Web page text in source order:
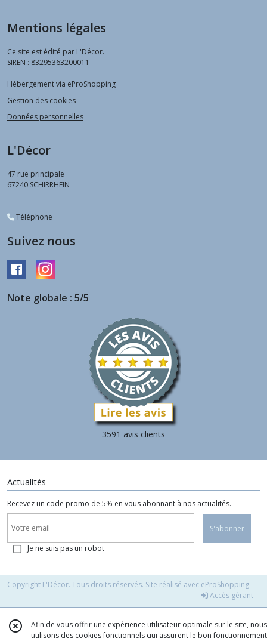
Mentions légales
Ce site est édité par L'Décor.
SIREN : 83295363200011
Hébergement via eProShopping
Gestion des cookies
Données personnelles
L'Décor
47 rue principale
67240 SCHIRRHEIN
Téléphone
Suivez nous
Note globale : 5/5
3591 avis clients
Actualités
Recevez un code promo de 5% en vous abonnant à nos actualités.
S'abonner
Je ne suis pas un robot
Copyright L'Décor. Tous droits réservés. Site réalisé avec eProShopping
Accès gérant
Afin de vous offrir une expérience utilisateur optimale sur le site, nous
utilisons des cookies fonctionnels qui assurent le bon fonctionnement